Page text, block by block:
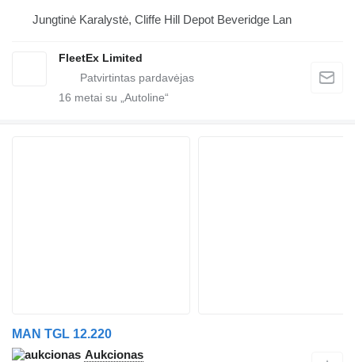
Jungtinė Karalystė, Cliffe Hill Depot Beveridge Lan
FleetEx Limited
16 metai su „Autoline“
MAN TGL 12.220
Aukcionas